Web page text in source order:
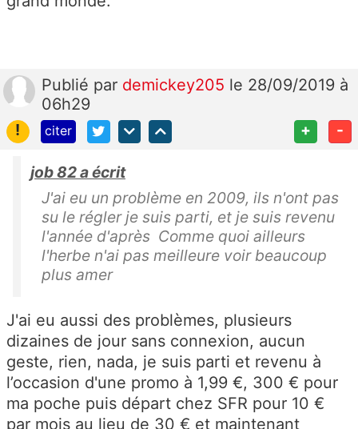
Publié par demickey205 le 28/09/2019 à
06h29
!
citer + -
job 82 a écrit
J'ai eu un problème en 2009, ils n'ont pas
su le régler je suis parti, et je suis revenu
l'année d'après Comme quoi ailleurs
l'herbe n'ai pas meilleure voir beaucoup
plus amer
J'ai eu aussi des problèmes, plusieurs
dizaines de jour sans connexion, aucun
geste, rien, nada, je suis parti et revenu à
l’occasion d'une promo à 1,99 €, 300 € pour
ma poche puis départ chez SFR pour 10 €
par mois au lieu de 30 € et maintenant